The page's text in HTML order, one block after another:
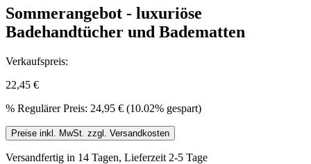
Sommerangebot - luxuriöse
Badehandtücher und Badematten
Verkaufspreis:
22,45 €
% Regulärer Preis: 24,95 € (10.02% gespart)
Preise inkl. MwSt. zzgl. Versandkosten
Versandfertig in 14 Tagen, Lieferzeit 2-5 Tage